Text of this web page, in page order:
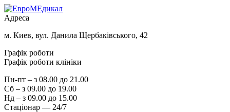
Адреса
м. Киев, вул. Данила Щербаківського, 42
Графік роботи
Графік роботи клініки
Пн-пт – з 08.00 до 21.00
Сб – з 09.00 до 19.00
Нд – з 09.00 до 15.00
Стаціонар — 24/7